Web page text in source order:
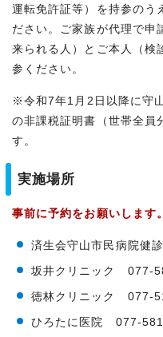
運転免許証等）を持参のう
ださい。ご家族が代理で申
来られる人）とご本人（検
参ください。
※令和7年1月2日以降に守
の非課税証明書（世帯全員
す。
実施場所
事前に予約をお願いします。
済生会守山市民病院
坂井クリニック 077-
徳林クリニック 077-
ひろたに医院 077-